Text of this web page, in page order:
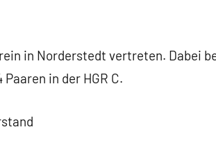
in Norderstedt vertreten. Dabei
Paaren in der HGR C.